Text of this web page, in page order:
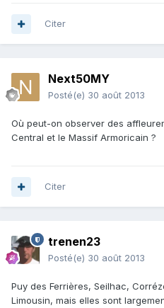
Citer
Next50MY
Posté(e) 30 août 2013
Où peut-on observer des
Central et le Massif Armoricain ?
Citer
trenen23
Posté(e) 30 août 2013
Puy des Ferrières, Seilhac,
Limousin, mais elles sont